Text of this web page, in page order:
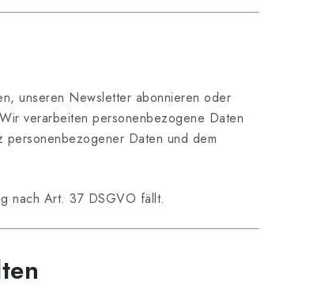
unseren Newsletter abonnieren oder
verarbeiten personenbezogene Daten
Daten und dem
nach Art. 37 DSGVO fällt.